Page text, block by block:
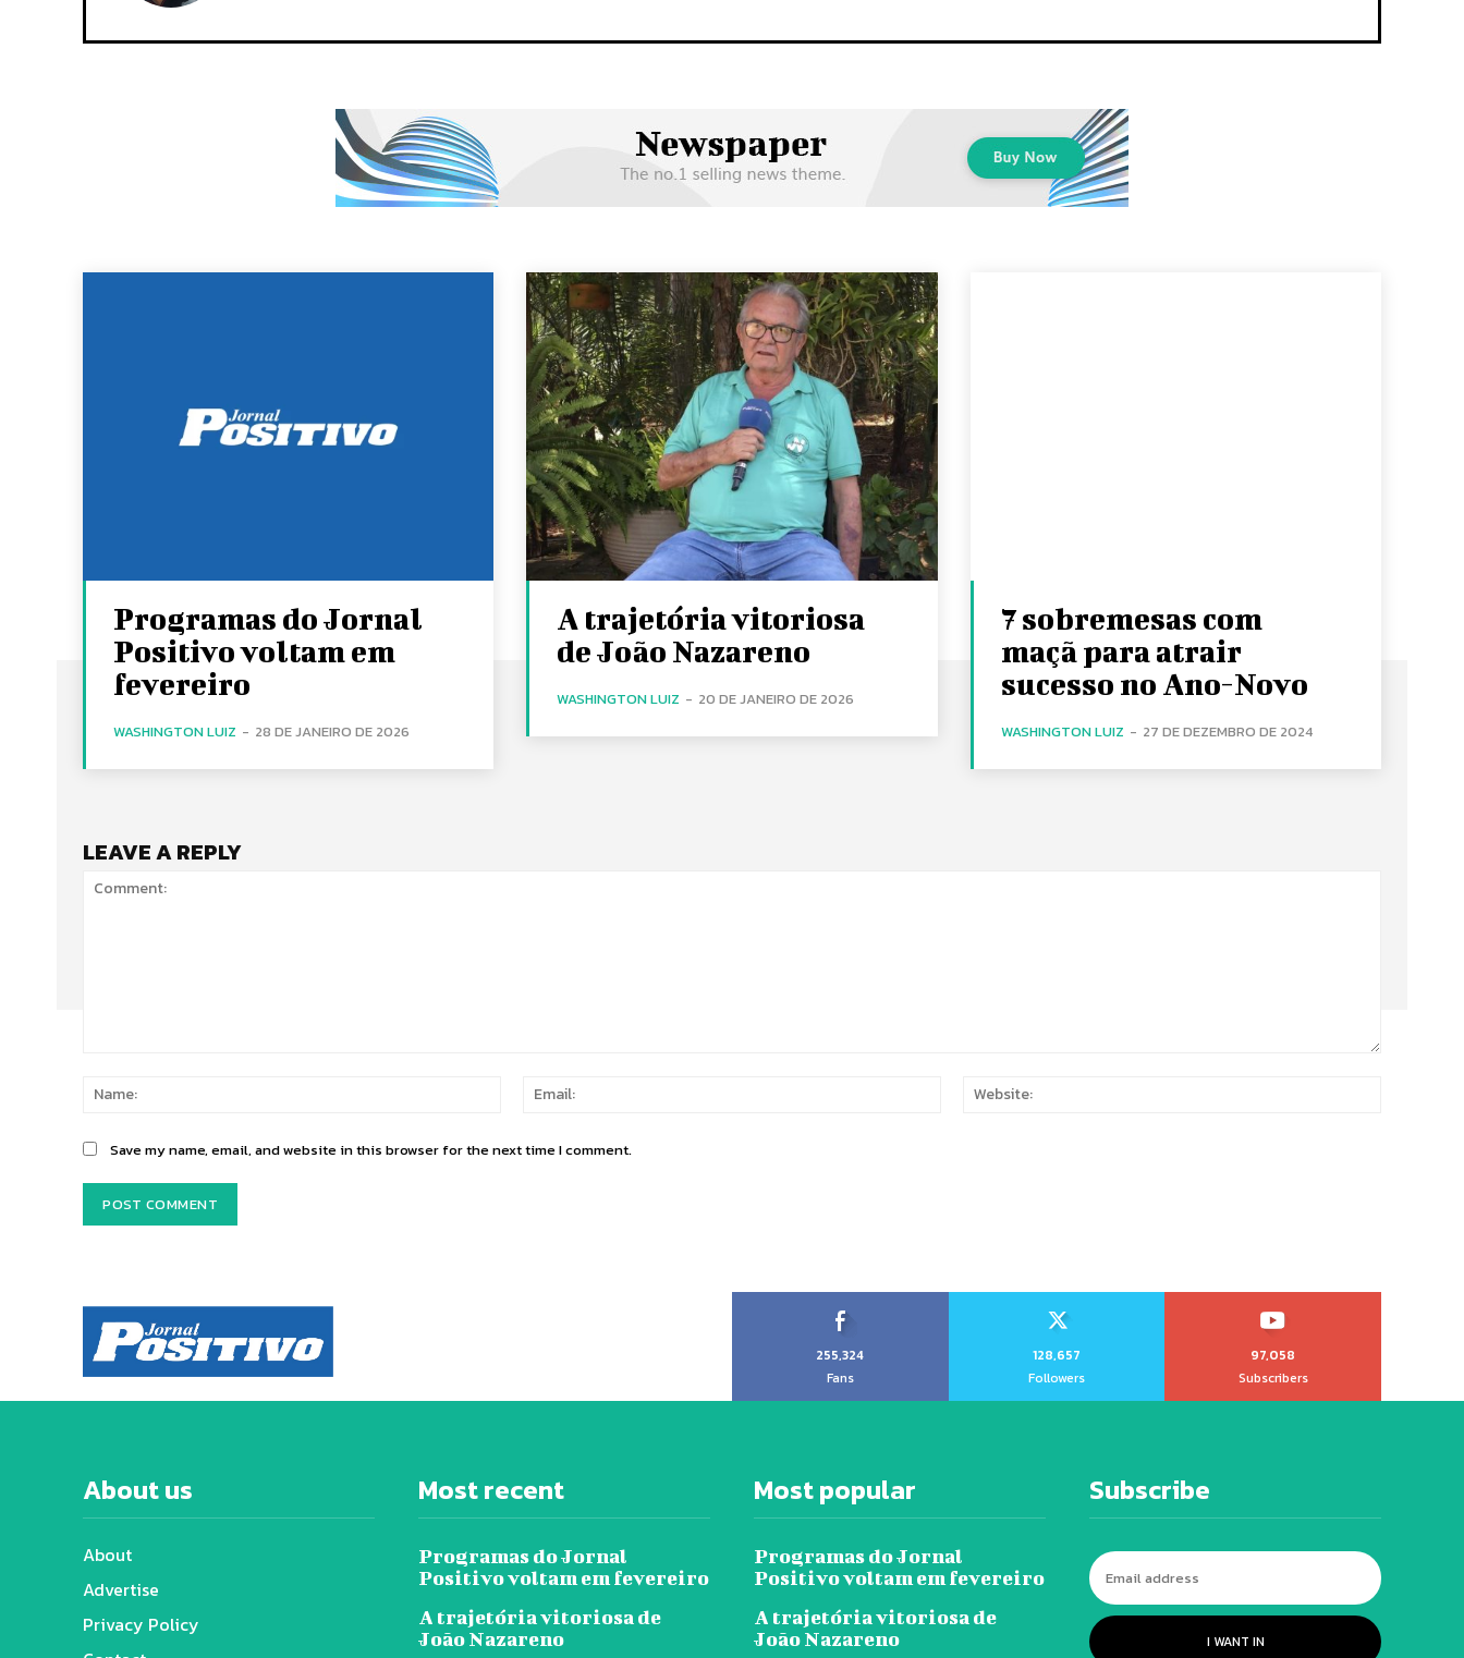
Programas do Jornal
Positivo voltam em
fevereiro
WASHINGTON LUIZ - 28 DE JANEIRO DE 2026
A trajetória vitoriosa
de João Nazareno
WASHINGTON LUIZ - 20 DE JANEIRO DE 2026
7 sobremesas com
maçã para atrair
sucesso no Ano-Novo
WASHINGTON LUIZ - 27 DE DEZEMBRO DE 2024
LEAVE A REPLY
Name:
Email:
Save my name, email, and website in this browser for the next time I comment.
255,324
Fans
128,657
Followers
97,058
Subscribers
About us
About
Advertise
Privacy Policy
Most recent
Programas do Jornal
Positivo voltam em fevereiro
A trajetória vitoriosa de
João Nazareno
Most popular
Programas do Jornal
Positivo voltam em fevereiro
A trajetória vitoriosa de
João Nazareno
Subscribe
I WANT IN